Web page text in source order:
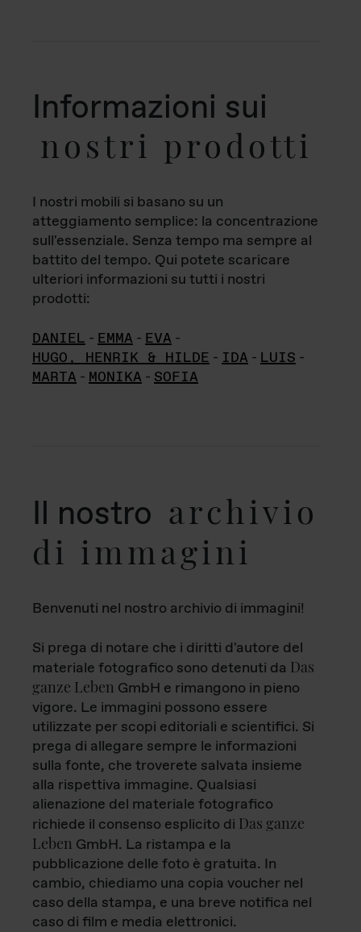
Informazioni sui
nostri prodotti
I nostri mobili si basano su un
atteggiamento semplice: la concentrazione
sull'essenziale. Senza tempo ma sempre al
battito del tempo. Qui potete scaricare
ulteriori informazioni su tutti i nostri
prodotti:
DANIEL - EMMA - EVA -
HUGO, HENRIK & HILDE - IDA - LUIS -
MARTA - MONIKA - SOFIA
Il nostro archivio
di immagini
Benvenuti nel nostro archivio di immagini!
Si prega di notare che i diritti d'autore del
materiale fotografico sono detenuti da Das
ganze Leben GmbH e rimangono in pieno
vigore. Le immagini possono essere
utilizzate per scopi editoriali e scientifici. Si
prega di allegare sempre le informazioni
sulla fonte, che troverete salvata insieme
alla rispettiva immagine. Qualsiasi
alienazione del materiale fotografico
richiede il consenso esplicito di Das ganze
Leben GmbH. La ristampa e la
pubblicazione delle foto è gratuita. In
cambio, chiediamo una copia voucher nel
caso della stampa, e una breve notifica nel
caso di film e media elettronici.